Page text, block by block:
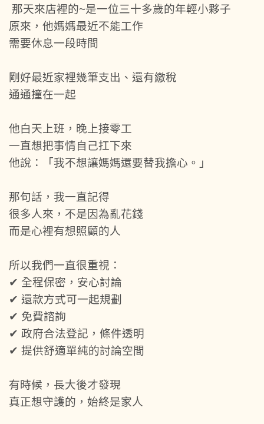
那天來店裡的~是一位三十多歲的年輕小夥子
原來，他媽媽最近不能工作
需要休息一段時間
剛好最近家裡幾筆支出、還有繳稅
通通撞在一起
他白天上班，晚上接零工
一直想把事情自己扛下來
他說：「我不想讓媽媽還要替我擔心。」
那句話，我一直記得
很多人來，不是因為亂花錢
而是心裡有想照顧的人
所以我們一直很重視：
✔ 全程保密，安心討論
✔ 還款方式可一起規劃
✔ 免費諮詢
✔ 政府合法登記，條件透明
✔ 提供舒適單純的討論空間
有時候，長大後才發現
真正想守護的，始終是家人